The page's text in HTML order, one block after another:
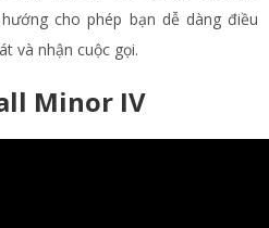
cho phép bạn dễ dàng điều
và nhận cuộc gọi.
Minor IV